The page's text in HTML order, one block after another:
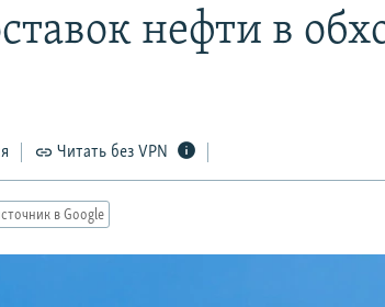
нефти в
Читать без VPN
в Google